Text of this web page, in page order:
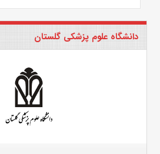
دانشگاه علوم پزشکی گلستان